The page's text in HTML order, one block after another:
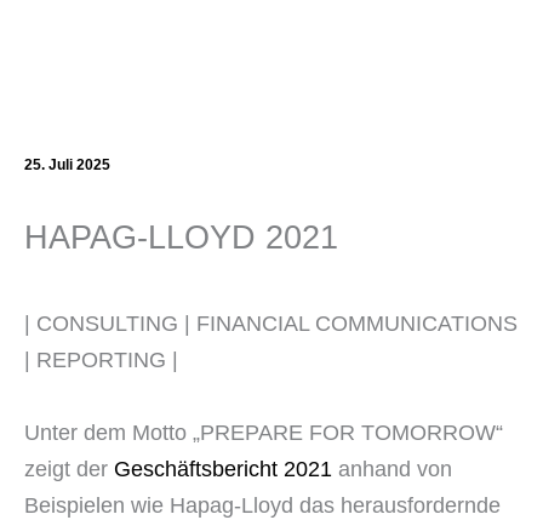
25. Juli 2025
HAPAG-LLOYD 2021
| CONSULTING | FINANCIAL COMMUNICATIONS
| REPORTING |
Unter dem Motto „PREPARE FOR TOMORROW“
zeigt der Geschäftsbericht 2021 anhand von
Beispielen wie Hapag-Lloyd das herausfordernde